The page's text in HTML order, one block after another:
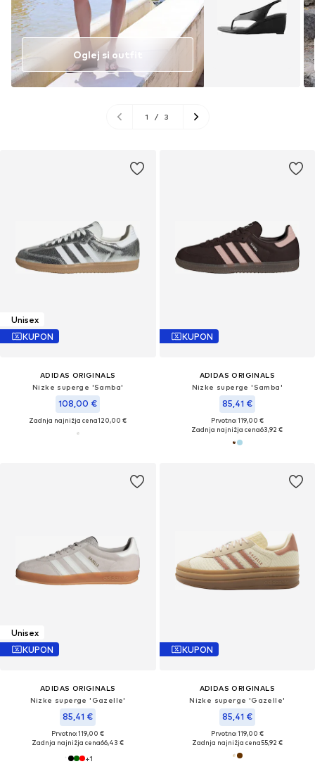
Unisex
KUPON
ADIDAS ORIGINALS
Nizke superge 'Samba'
108,00 €
Zadnja najnižja cena120,00 €
KUPON
ADIDAS ORIGINALS
Nizke superge 'Samba'
85,41 €
Prvotno: 119,00 €
Zadnja najnižja cena63,92 €
Unisex
KUPON
ADIDAS ORIGINALS
Nizke superge 'Gazelle'
85,41 €
Prvotno: 119,00 €
Zadnja najnižja cena66,43 €
+1
KUPON
ADIDAS ORIGINALS
Nizke superge 'Gazelle'
85,41 €
Prvotno: 119,00 €
Zadnja najnižja cena55,92 €
Oglej si outfit
1 / 3